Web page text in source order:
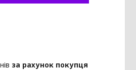
за рахунок покупця